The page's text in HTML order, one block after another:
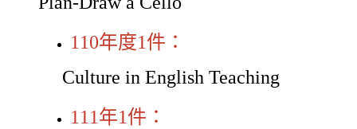
110年度1件：
Culture in English Teaching
111年1件：